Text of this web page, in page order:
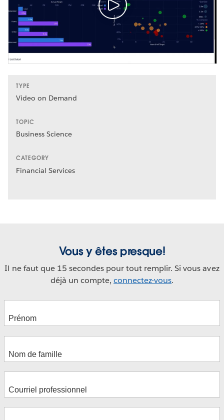
TYPE
Video on Demand
TOPIC
Business Science
CATEGORY
Financial Services
Vous y êtes presque!
Il ne faut que 15 secondes pour tout remplir. Si vous avez
déjà un compte, connectez-vous.